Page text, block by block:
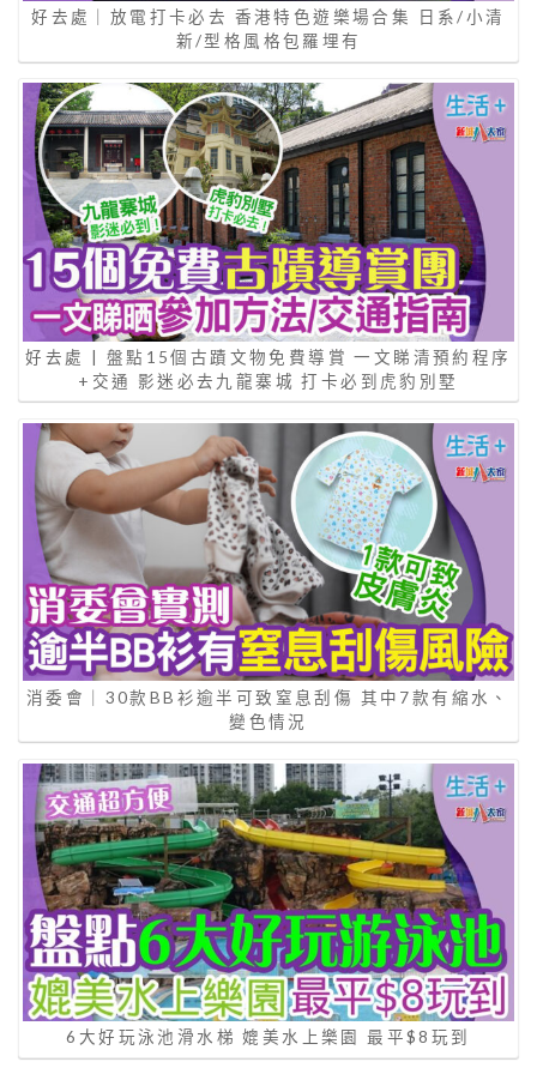
好去處｜放電打卡必去 香港特色遊樂場合集 日系/小清
新/型格風格包羅埋有
好去處 | 盤點15個古蹟文物免費導賞 一文睇清預約程序
+交通 影迷必去九龍寨城 打卡必到虎豹別墅
消委會｜30款BB衫逾半可致窒息刮傷 其中7款有縮水、
變色情況
6大好玩泳池滑水梯 媲美水上樂園 最平$8玩到